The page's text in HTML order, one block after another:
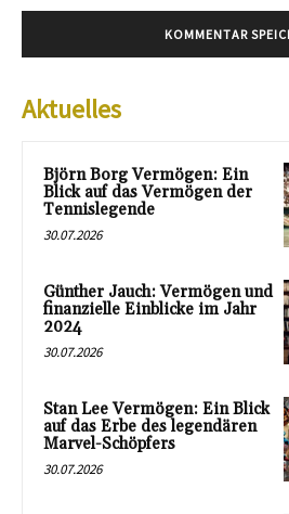
Aktuelles
Björn Borg Vermögen: Ein
Blick auf das Vermögen der
Tennislegende
30.07.2026
Günther Jauch: Vermögen und
finanzielle Einblicke im Jahr
2024
30.07.2026
Stan Lee Vermögen: Ein Blick
auf das Erbe des legendären
Marvel-Schöpfers
30.07.2026